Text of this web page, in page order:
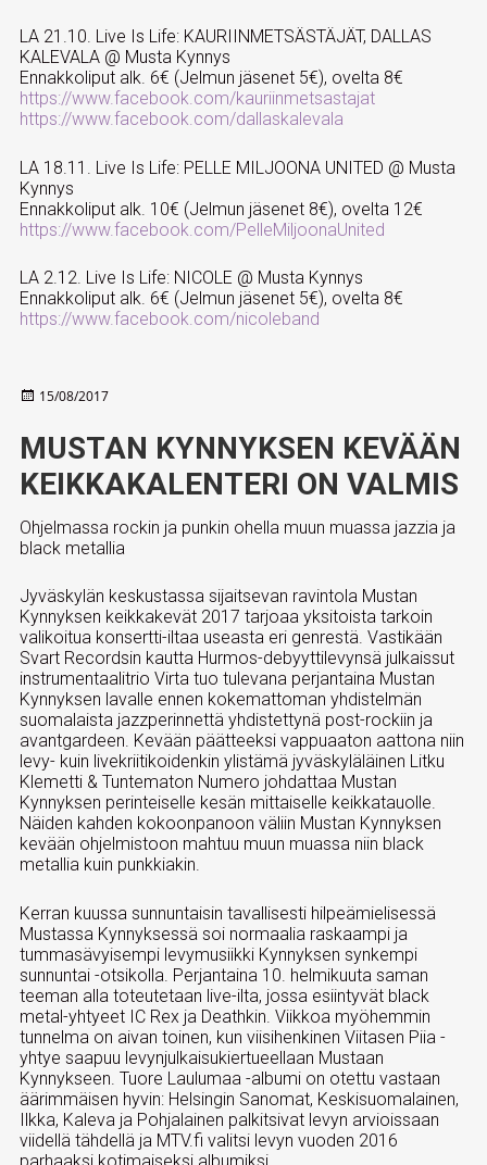
LA 21.10. Live Is Life: KAURIINMETSÄSTÄJÄT, DALLAS
KALEVALA @ Musta Kynnys
Ennakkoliput alk. 6€ (Jelmun jäsenet 5€), ovelta 8€
https://www.facebook.com/kauriinmetsastajat
https://www.facebook.com/dallaskalevala
LA 18.11. Live Is Life: PELLE MILJOONA UNITED @ Musta
Kynnys
Ennakkoliput alk. 10€ (Jelmun jäsenet 8€), ovelta 12€
https://www.facebook.com/PelleMiljoonaUnited
LA 2.12. Live Is Life: NICOLE @ Musta Kynnys
Ennakkoliput alk. 6€ (Jelmun jäsenet 5€), ovelta 8€
https://www.facebook.com/nicoleband
Julkaistu
15/08/2017
MUSTAN KYNNYKSEN KEVÄÄN
KEIKKAKALENTERI ON VALMIS
Ohjelmassa rockin ja punkin ohella muun muassa jazzia ja
black metallia
Jyväskylän keskustassa sijaitsevan ravintola Mustan
Kynnyksen keikkakevät 2017 tarjoaa yksitoista tarkoin
valikoitua konsertti-iltaa useasta eri genrestä. Vastikään
Svart Recordsin kautta Hurmos-debyyttilevynsä julkaissut
instrumentaalitrio Virta tuo tulevana perjantaina Mustan
Kynnyksen lavalle ennen kokemattoman yhdistelmän
suomalaista jazzperinnettä yhdistettynä post-rockiin ja
avantgardeen. Kevään päätteeksi vappuaaton aattona niin
levy- kuin livekriitikoidenkin ylistämä jyväskyläläinen Litku
Klemetti & Tuntematon Numero johdattaa Mustan
Kynnyksen perinteiselle kesän mittaiselle keikkatauolle.
Näiden kahden kokoonpanoon väliin Mustan Kynnyksen
kevään ohjelmistoon mahtuu muun muassa niin black
metallia kuin punkkiakin.
Kerran kuussa sunnuntaisin tavallisesti hilpeämielisessä
Mustassa Kynnyksessä soi normaalia raskaampi ja
tummasävyisempi levymusiikki Kynnyksen synkempi
sunnuntai -otsikolla. Perjantaina 10. helmikuuta saman
teeman alla toteutetaan live-ilta, jossa esiintyvät black
metal-yhtyeet IC Rex ja Deathkin. Viikkoa myöhemmin
tunnelma on aivan toinen, kun viisihenkinen Viitasen Piia -
yhtye saapuu levynjulkaisukiertueellaan Mustaan
Kynnykseen. Tuore Laulumaa -albumi on otettu vastaan
äärimmäisen hyvin: Helsingin Sanomat, Keskisuomalainen,
Ilkka, Kaleva ja Pohjalainen palkitsivat levyn arvioissaan
viidellä tähdellä ja MTV.fi valitsi levyn vuoden 2016